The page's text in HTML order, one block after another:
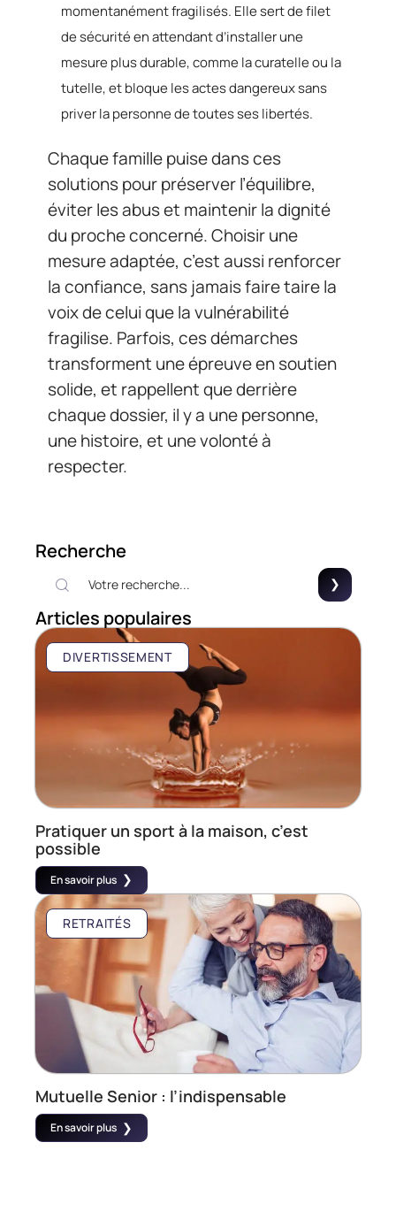
momentanément fragilisés. Elle sert de filet
de sécurité en attendant d’installer une
mesure plus durable, comme la curatelle ou la
tutelle, et bloque les actes dangereux sans
priver la personne de toutes ses libertés.
Chaque famille puise dans ces
solutions pour préserver l’équilibre,
éviter les abus et maintenir la dignité
du proche concerné. Choisir une
mesure adaptée, c’est aussi renforcer
la confiance, sans jamais faire taire la
voix de celui que la vulnérabilité
fragilise. Parfois, ces démarches
transforment une épreuve en soutien
solide, et rappellent que derrière
chaque dossier, il y a une personne,
une histoire, et une volonté à
respecter.
Recherche
Articles populaires
DIVERTISSEMENT
Pratiquer un sport à la maison, c’est
possible
En savoir plus
RETRAITÉS
Mutuelle Senior : l’indispensable
En savoir plus